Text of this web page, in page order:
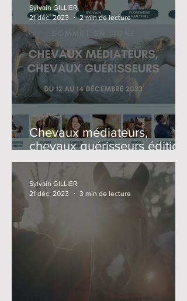
Chevaux médiateurs,
chevaux guérisseurs édition
2023 : merci à nos 1400
inscrits!
Sylvain GILLIER
21 déc. 2023
2 min de lecture
Sylvain GILLIER
21 déc. 2023
3 min de lecture